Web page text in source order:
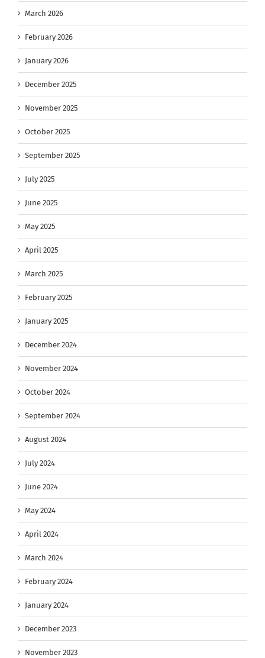
March 2026
February 2026
January 2026
December 2025
November 2025
October 2025
September 2025
July 2025
June 2025
May 2025
April 2025
March 2025
February 2025
January 2025
December 2024
November 2024
October 2024
September 2024
August 2024
July 2024
June 2024
May 2024
April 2024
March 2024
February 2024
January 2024
December 2023
November 2023